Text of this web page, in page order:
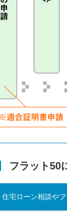
フラット50
住宅ローン相談や